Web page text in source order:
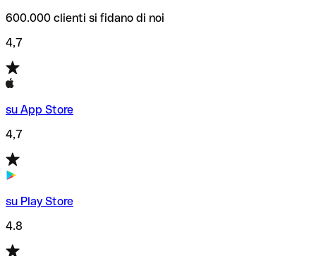
600.000 clienti si fidano di noi
4,7
su App Store
4,7
su Play Store
4.8